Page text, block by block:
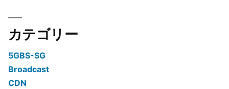
カテゴリー
5GBS-SG
Broadcast
CDN